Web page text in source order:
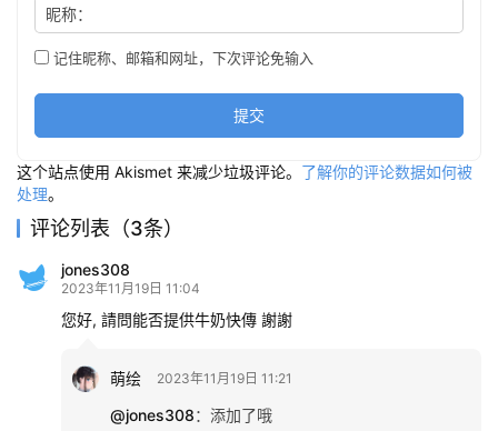
昵称：
记住昵称、邮箱和网址，下次评论免输入
提交
这个站点使用 Akismet 来减少垃圾评论。 了解你的评论数据如何被
处理。
评论列表（3条）
jones308
2023年11月19日 11:04
您好, 請問能否提供牛奶快傳 謝謝
萌绘 2023年11月19日 11:21
@jones308： 添加了哦